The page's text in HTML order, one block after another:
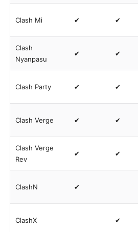
Clash Mi ✔ ✔
Clash
Nyanpasu
✔ ✔
Clash Party ✔ ✔
Clash Verge ✔ ✔
Clash Verge
Rev
✔ ✔
ClashN ✔
ClashX ✔